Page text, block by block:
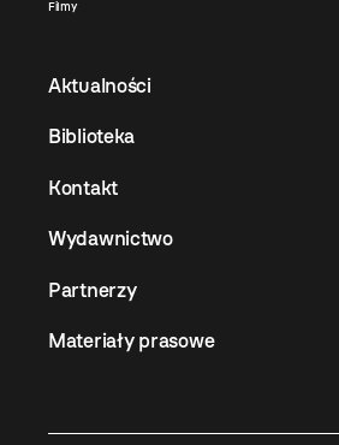
Filmy
Aktualności
Biblioteka
Kontakt
Wydawnictwo
Partnerzy
Materiały prasowe